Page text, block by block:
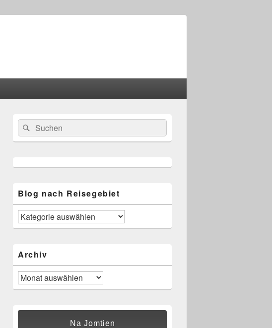
Primärer
Seitenleisten-
Widgetbereich
Suchen
nach:
Suchen
Blog nach Reisegebiet
Blog
nach
Archiv
Archiv
Na Jomtien